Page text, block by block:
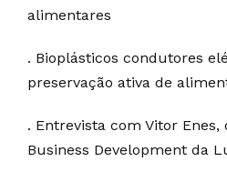
alimentares
. Bioplásticos condutores
preservação ativa de
. Entrevista com Vitor
Business Development da